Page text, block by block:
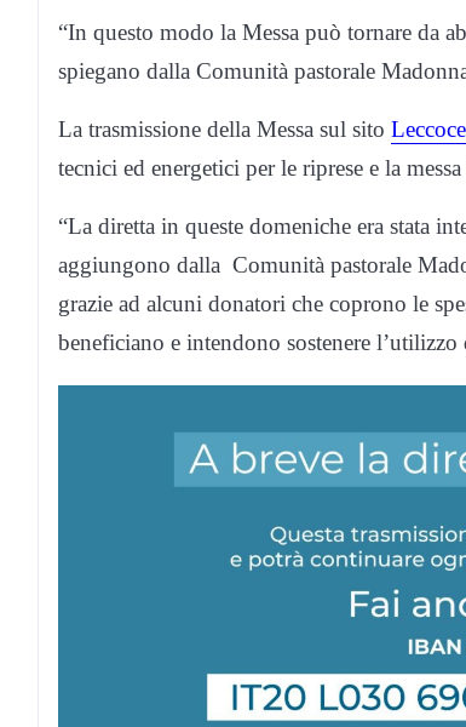
“In questo modo la Messa può tornare da
spiegano dalla Comunità pastorale
La trasmissione della Messa sul sito
tecnici ed energetici per le riprese e la
“La diretta in queste domeniche era stata
aggiungono dalla Comunità pastorale
grazie ad alcuni donatori che coprono le
beneficiano e intendono sostenere